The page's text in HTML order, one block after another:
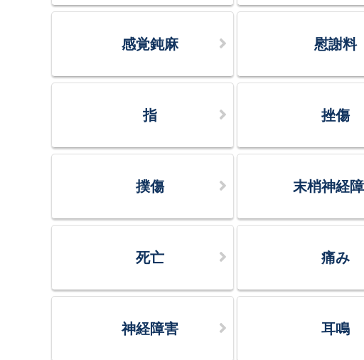
感覚鈍麻 慰謝料
指 挫傷
撲傷 末梢神経
死亡 痛み
神経障害 耳鳴